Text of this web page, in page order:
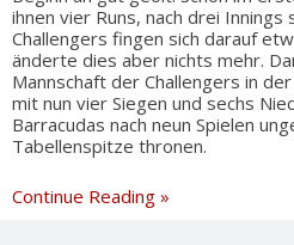
ihnen vier Runs, nach drei
Challengers fingen sich darauf
änderte dies aber nichts mehr.
Mannschaft der Challengers in
mit nun vier Siegen und sechs
Barracudas nach neun Spielen
Tabellenspitze thronen.
Continue Reading »